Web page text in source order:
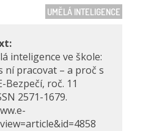
UMĚLÁ INTELIGENCE
inteligence ve škole:
ní pracovat – a proč s
roč. 11
2571-1679.